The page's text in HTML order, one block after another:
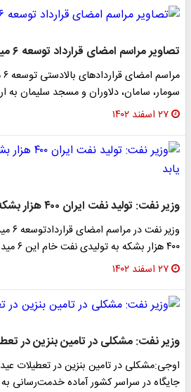
تصاویر مراسم امضای قرارداد توسعه ۶ میدان نفتی
سومار، سامان، دلاوران و مسجد سلیمان به ارزش
۲۷ اسفند ۱۴۰۲
وزیر نفت: تولید نفت ایران ۴۰۰ هزار بشکه در روز افزایش می یابد
وزیر نفت
۴۰۰ هزار بشکه به تولیدی نفت خام این ۶ میدان افزوده…
۲۷ اسفند ۱۴۰۲
وزیر نفت: مشکلی در تامین بنزین در
جایگاه در سراسر کشور آماده خدمت‌رسانی به